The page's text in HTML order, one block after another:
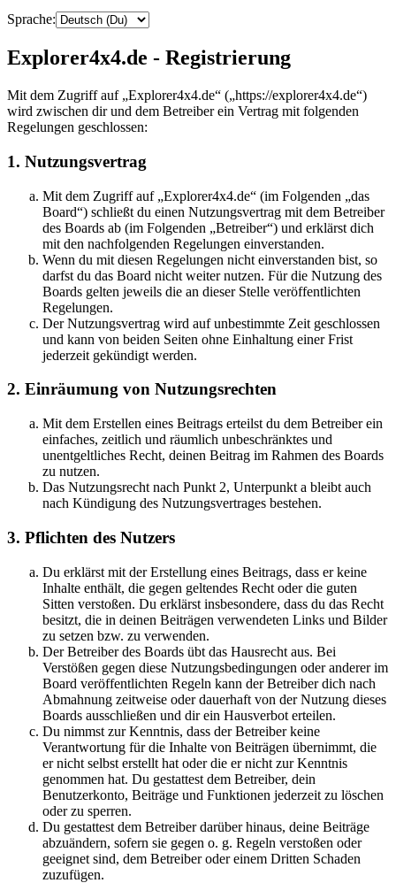
Sprache:
Explorer4x4.de - Registrierung
Mit dem Zugriff auf „Explorer4x4.de“ („https://explorer4x4.de“)
wird zwischen dir und dem Betreiber ein Vertrag mit folgenden
Regelungen geschlossen:
1. Nutzungsvertrag
Mit dem Zugriff auf „Explorer4x4.de“ (im Folgenden „das
Board“) schließt du einen Nutzungsvertrag mit dem Betreiber
des Boards ab (im Folgenden „Betreiber“) und erklärst dich
mit den nachfolgenden Regelungen einverstanden.
Wenn du mit diesen Regelungen nicht einverstanden bist, so
darfst du das Board nicht weiter nutzen. Für die Nutzung des
Boards gelten jeweils die an dieser Stelle veröffentlichten
Regelungen.
Der Nutzungsvertrag wird auf unbestimmte Zeit geschlossen
und kann von beiden Seiten ohne Einhaltung einer Frist
jederzeit gekündigt werden.
2. Einräumung von Nutzungsrechten
Mit dem Erstellen eines Beitrags erteilst du dem Betreiber ein
einfaches, zeitlich und räumlich unbeschränktes und
unentgeltliches Recht, deinen Beitrag im Rahmen des Boards
zu nutzen.
Das Nutzungsrecht nach Punkt 2, Unterpunkt a bleibt auch
nach Kündigung des Nutzungsvertrages bestehen.
3. Pflichten des Nutzers
Du erklärst mit der Erstellung eines Beitrags, dass er keine
Inhalte enthält, die gegen geltendes Recht oder die guten
Sitten verstoßen. Du erklärst insbesondere, dass du das Recht
besitzt, die in deinen Beiträgen verwendeten Links und Bilder
zu setzen bzw. zu verwenden.
Der Betreiber des Boards übt das Hausrecht aus. Bei
Verstößen gegen diese Nutzungsbedingungen oder anderer im
Board veröffentlichten Regeln kann der Betreiber dich nach
Abmahnung zeitweise oder dauerhaft von der Nutzung dieses
Boards ausschließen und dir ein Hausverbot erteilen.
Du nimmst zur Kenntnis, dass der Betreiber keine
Verantwortung für die Inhalte von Beiträgen übernimmt, die
er nicht selbst erstellt hat oder die er nicht zur Kenntnis
genommen hat. Du gestattest dem Betreiber, dein
Benutzerkonto, Beiträge und Funktionen jederzeit zu löschen
oder zu sperren.
Du gestattest dem Betreiber darüber hinaus, deine Beiträge
abzuändern, sofern sie gegen o. g. Regeln verstoßen oder
geeignet sind, dem Betreiber oder einem Dritten Schaden
zuzufügen.